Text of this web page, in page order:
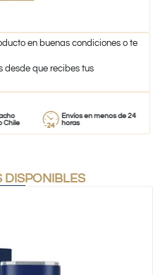
en buenas condiciones o te
desde que recibes tus
Envíos en menos de 24
horas
DISPONIBLES